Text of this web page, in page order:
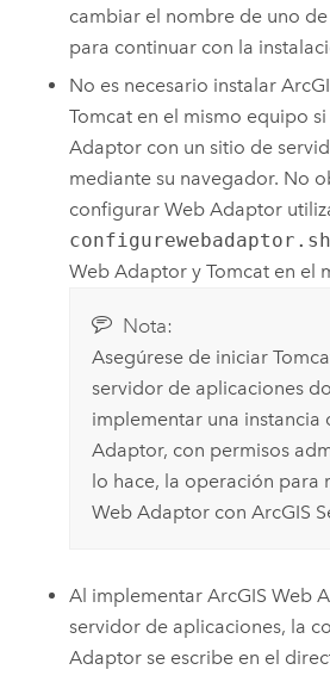
cambiar el nombre de uno
para continuar con la
No es necesario instalar
Tomcat en el mismo equipo
Adaptor con un sitio de
mediante su navegador. No
configurar Web Adaptor
configurewebadaptor.sh
Web Adaptor y Tomcat en el
Nota:
Asegúrese de iniciar
servidor de aplicaciones
implementar una instancia
Adaptor, con permisos
lo hace, la operación para
Web Adaptorcon ArcGIS
Al implementarArcGIS Web
servidor de aplicaciones, la
Adaptor se escribe en el